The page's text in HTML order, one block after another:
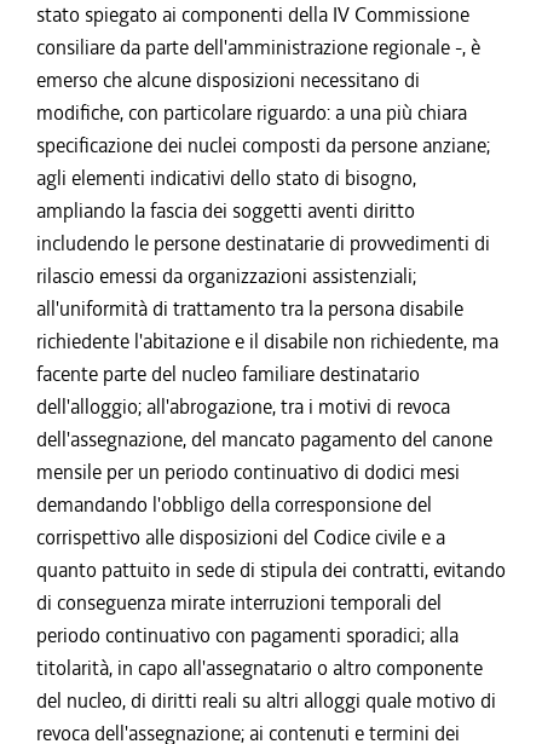
stato spiegato ai componenti della IV Commissione
consiliare da parte dell'amministrazione regionale -, è
emerso che alcune disposizioni necessitano di
modifiche, con particolare riguardo: a una più chiara
specificazione dei nuclei composti da persone anziane;
agli elementi indicativi dello stato di bisogno,
ampliando la fascia dei soggetti aventi diritto
includendo le persone destinatarie di provvedimenti di
rilascio emessi da organizzazioni assistenziali;
all'uniformità di trattamento tra la persona disabile
richiedente l'abitazione e il disabile non richiedente, ma
facente parte del nucleo familiare destinatario
dell'alloggio; all'abrogazione, tra i motivi di revoca
dell'assegnazione, del mancato pagamento del canone
mensile per un periodo continuativo di dodici mesi
demandando l'obbligo della corresponsione del
corrispettivo alle disposizioni del Codice civile e a
quanto pattuito in sede di stipula dei contratti, evitando
di conseguenza mirate interruzioni temporali del
periodo continuativo con pagamenti sporadici; alla
titolarità, in capo all'assegnatario o altro componente
del nucleo, di diritti reali su altri alloggi quale motivo di
revoca dell'assegnazione; ai contenuti e termini dei